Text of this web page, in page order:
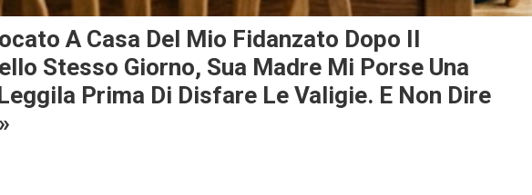
A Casa Del Mio Fidanzato Dopo Il
Stesso Giorno, Sua Madre Mi Porse Una
Prima Di Disfare Le Valigie. E Non Dire